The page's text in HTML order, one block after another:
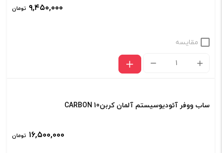
۹,۴۵۰,۰۰۰ تومان
مقایسه
Kenwood
KFC-
ساب
ساب ووفر آئودیوسیستم آلمان کربنCARBON 10
۱۶,۵۰۰,۰۰۰ تومان